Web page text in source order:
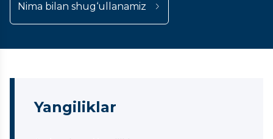
Nima bilan shug‘ullanamiz
Yangiliklar